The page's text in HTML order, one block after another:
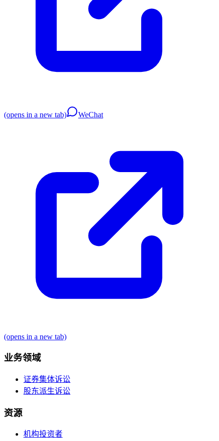
(opens in a new tab) WeChat
(opens in a new tab)
业务领域
证券集体诉讼
股东派生诉讼
资源
机构投资者